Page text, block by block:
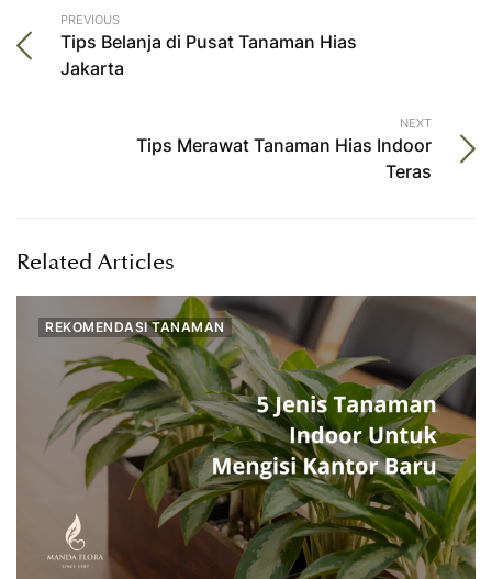
PREVIOUS
Tips Belanja di Pusat Tanaman Hias
Jakarta
NEXT
Tips Merawat Tanaman Hias Indoor
Teras
Related Articles
REKOMENDASI TANAMAN